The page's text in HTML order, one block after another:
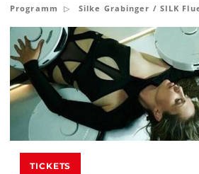
Programm Silke Grabinger / SILK
TICKETS